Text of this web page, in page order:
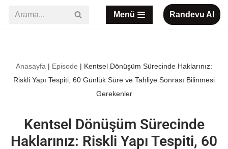
Menü Randevu Al
Anasayfa | Episode | Kentsel Dönüşüm Sürecinde Haklarınız:
Riskli Yapı Tespiti, 60 Günlük Süre ve Tahliye Sonrası Bilinmesi
Gerekenler
Kentsel Dönüşüm Sürecinde
Haklarınız: Riskli Yapı Tespiti, 60